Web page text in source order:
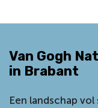
Van Gogh
in Brabant
Een landschap